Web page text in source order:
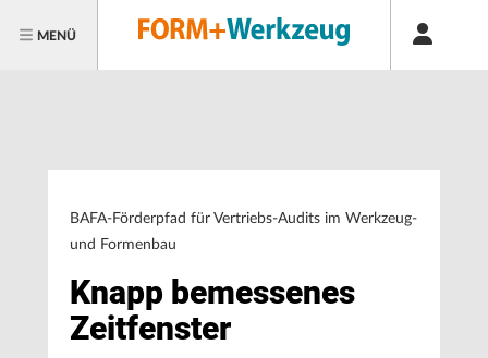
MENÜ
BAFA-Förderpfad für Vertriebs-Audits im Werkzeug-
und Formenbau
Knapp bemessenes
Zeitfenster